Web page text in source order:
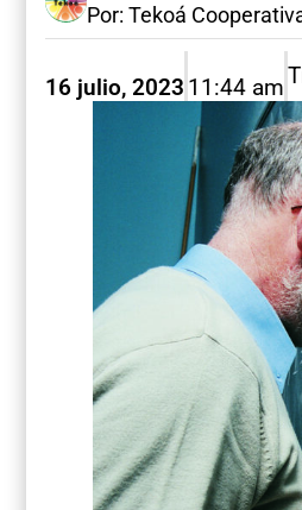
Por: Tekoá
16 julio, 2023 11:44 am